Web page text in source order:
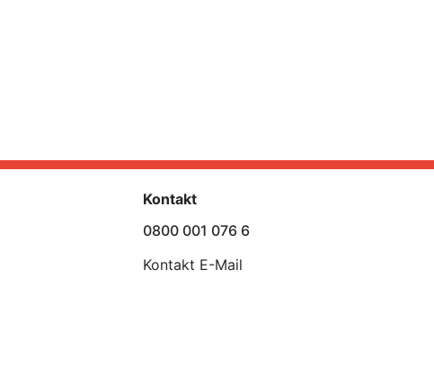
Kontakt
0800 001 076 6
Kontakt E-Mail